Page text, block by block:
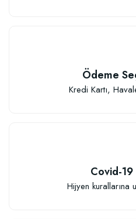
Sepete Ekle
Ödeme
Kredi Kartı,
Covid-
Hijyen kurallarına